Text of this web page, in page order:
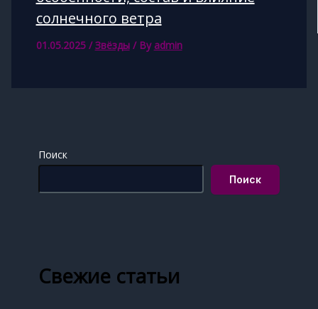
солнечного ветра
01.05.2025 /Звёзды/ By admin
Поиск
Поиск
Свежие статьи